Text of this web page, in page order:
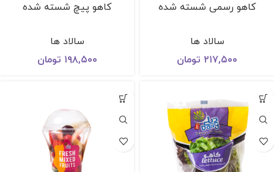
كاهو رسمی شسته شده
سالاد ها
۲۱۷,۵۰۰ تومان
كاهو پيچ شسته شده
سالاد ها
۱۹۸,۵۰۰ تومان